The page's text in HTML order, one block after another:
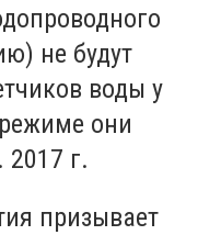
не будут
воды у
они
2017 г.
призывает